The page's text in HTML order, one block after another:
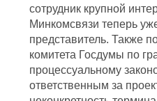
сотрудник крупной
Минкомсвязи теперь
представитель. Также
комитета Госдумы по
процессуальному
ответственным за